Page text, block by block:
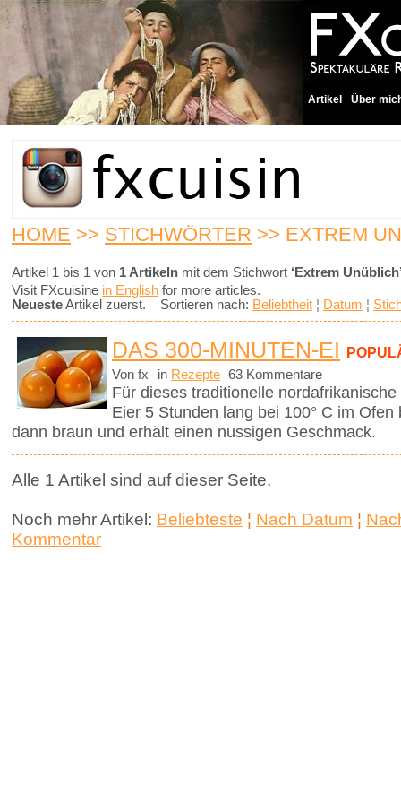
Artikel Über
HOME >> STICHWÖRTER >> EXTREM
Artikel 1 bis 1 von 1 Artikeln mit dem Stichwort ‘Extrem
Visit FXcuisine in English for more articles.
NeuesteArtikel zuerst. Sortieren nach: Beliebtheit ¦ Datum ¦
DAS 300-MINUTEN-EI
Von fx in Rezepte 63 Kommentare
Für dieses traditionelle
Eier 5 Stunden lang bei 100° C im
dann braun und erhält einen nussigen Geschmack.
Alle 1 Artikel sind auf dieser Seite.
Noch mehr Artikel: Beliebteste ¦ Nach Datum ¦
Kommentar